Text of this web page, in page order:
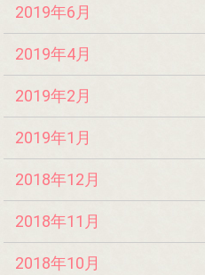
2019年6月
2019年4月
2019年2月
2019年1月
2018年12月
2018年11月
2018年10月